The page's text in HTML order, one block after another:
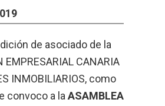
de asociado de la
EMPRESARIAL CANARIA
INMOBILIARIOS, como
convoco a laASAMBLEA